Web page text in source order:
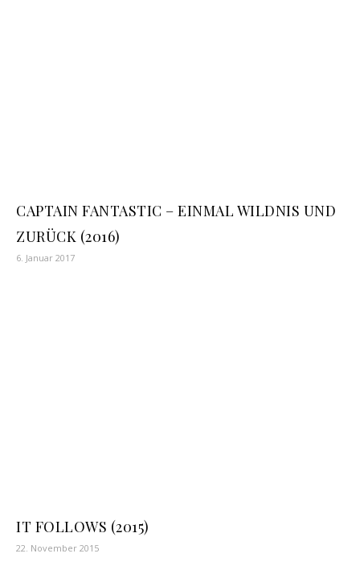
CAPTAIN FANTASTIC – EINMAL WILDNIS UND
ZURÜCK (2016)
6. Januar 2017
IT FOLLOWS (2015)
22. November 2015